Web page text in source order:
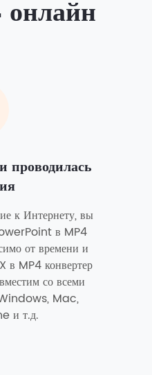
проводилась
к Интернету, вы
в MP4
от времени и
в MP4 конвертер
со всеми
Mac,
и т.д.